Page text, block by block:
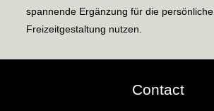
spannende Ergänzung für die persönliche
Freizeitgestaltung nutzen.
Contact